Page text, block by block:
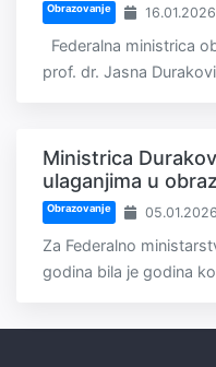
Obrazovanje
Federalna ministrica
prof. dr. Jasna
Ministrica
ulaganjima u
Obrazovanje
Za Federalno
godina bila je godina